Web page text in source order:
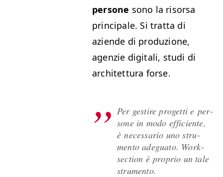
per­sone sono la risor­sa
prin­ci­pale. Si trat­ta di
aziende di pro­duzione,
agen­zie dig­i­tali, stu­di di
architet­tura forse.
Per gestire prog­et­ti e per­
sone in modo effi­ciente,
è nec­es­sario uno stru­
men­to adegua­to. Work­
sec­tion è pro­prio un tale
strumento.